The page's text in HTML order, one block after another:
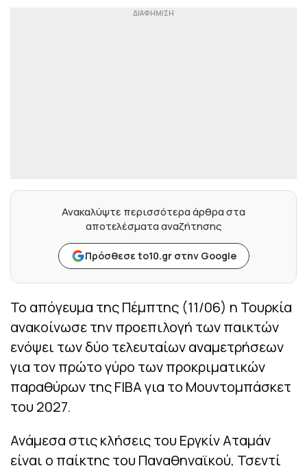
Ανακαλύψτε περισσότερα άρθρα στα
αποτελέσματα αναζήτησης
Πρόσθεσε to10.gr στην Google
Το απόγευμα της Πέμπτης (11/06) η Τουρκία
ανακοίνωσε την προεπιλογή των παικτών
ενόψει των δύο τελευταίων αναμετρήσεων
για τον πρώτο γύρο των προκριματικών
παραθύρων της FIBA για το Μουντομπάσκετ
του 2027.
Ανάμεσα στις κλήσεις του Εργκίν Αταμάν
είναι ο παίκτης του Παναθηναϊκού, Τσεντί